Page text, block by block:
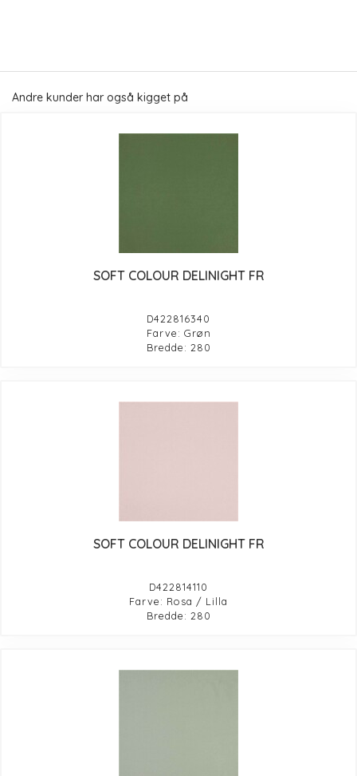
Andre kunder har også kigget på
SOFT COLOUR DELINIGHT FR
D422816340
Farve: Grøn
Bredde: 280
SOFT COLOUR DELINIGHT FR
D422814110
Farve: Rosa / Lilla
Bredde: 280